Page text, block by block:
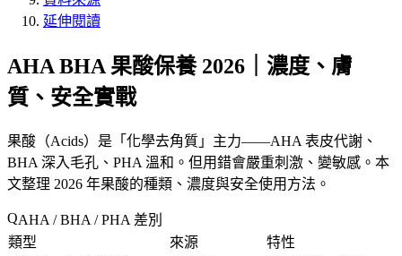
延伸閱讀
AHA BHA 果酸保養 2026｜濃度、膚
質、安全實戰
果酸（Acids）是「 化學去角質 」主力——AHA 表皮代謝、
BHA 深入毛孔、PHA 溫和。但用錯會嚴重刺激、變敏感。本
文整理 2026 年果酸的種類、濃度與安全使用方法。
AHA / BHA / PHA 差別
類型
來源
特性